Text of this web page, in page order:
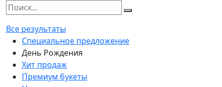
Все результаты
Специальное предложение
День Рождения
Хит продаж
Премиум букеты